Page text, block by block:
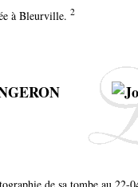
à Bleurville. 2